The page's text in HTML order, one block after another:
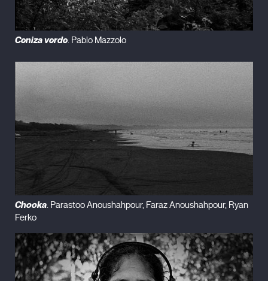
Ceniza verde . Pablo Mazzolo
Chooka. Parastoo Anoushahpour, Faraz Anoushahpour, Ryan
Ferko